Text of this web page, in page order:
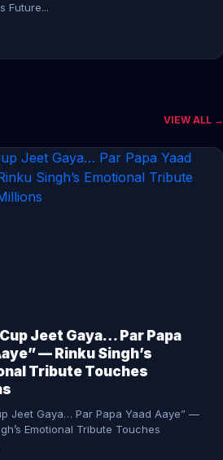
Future...
READING →
VIEW ALL →
Jeet Gaya… Par Papa
— Rinku Singh’s
Tribute Touches
Jeet Gaya… Par Papa Yaad Aaye” —
Emotional Tribute Touches